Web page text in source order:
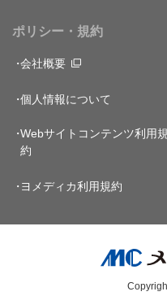
ポリシー・規約
会社概要
個人情報について
Webサイトコンテンツ利用規
約
ヨメディカ利用規約